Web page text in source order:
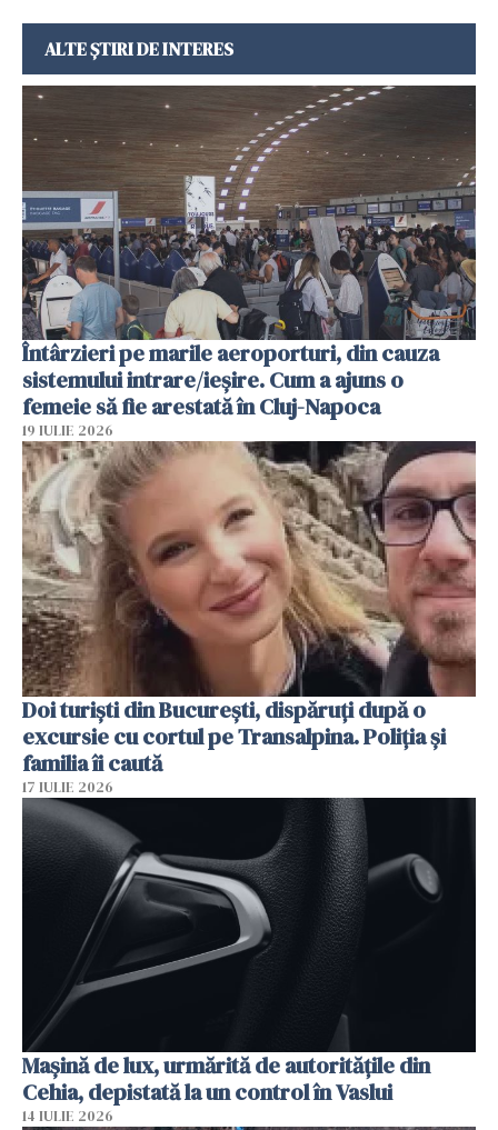
ALTE ȘTIRI DE INTERES
Întârzieri pe marile aeroporturi, din cauza
sistemului intrare/ieșire. Cum a ajuns o
femeie să fie arestată în Cluj-Napoca
19 IULIE 2026
Doi turiști din București, dispăruți după o
excursie cu cortul pe Transalpina. Poliția și
familia îi caută
17 IULIE 2026
Mașină de lux, urmărită de autoritățile din
Cehia, depistată la un control în Vaslui
14 IULIE 2026